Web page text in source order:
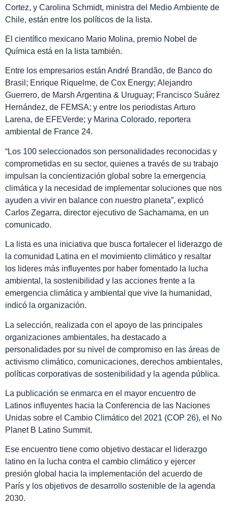
Cortez, y Carolina Schmidt, ministra del Medio Ambiente de
Chile, están entre los políticos de la lista.
El científico mexicano Mario Molina, premio Nobel de
Química está en la lista también.
Entre los empresarios están André Brandão, de Banco do
Brasil; Enrique Riquelme, de Cox Energy; Alejandro
Guerrero, de Marsh Argentina & Uruguay; Francisco Suárez
Hernández, de FEMSA; y entre los periodistas Arturo
Larena, de EFEVerde; y Marina Colorado, reportera
ambiental de France 24.
“Los 100 seleccionados son personalidades reconocidas y
comprometidas en su sector, quienes a través de su trabajo
impulsan la concientización global sobre la emergencia
climática y la necesidad de implementar soluciones que nos
ayuden a vivir en balance con nuestro planeta”, explicó
Carlos Zegarra, director ejecutivo de Sachamama, en un
comunicado.
La lista es una iniciativa que busca fortalecer el liderazgo de
la comunidad Latina en el movimiento climático y resaltar
los lideres más influyentes por haber fomentado la lucha
ambiental, la sostenibilidad y las acciones frente a la
emergencia climática y ambiental que vive la humanidad,
indicó la organización.
La selección, realizada con el apoyo de las principales
organizaciones ambientales, ha destacado a
personalidades por su nivel de compromiso en las áreas de
activismo climático, comunicaciones, derechos ambientales,
políticas corporativas de sostenibilidad y la agenda pública.
La publicación se enmarca en el mayor encuentro de
Latinos influyentes hacia la Conferencia de las Naciones
Unidas sobre el Cambio Climático del 2021 (COP 26), el No
Planet B Latino Summit.
Ese encuentro tiene como objetivo destacar el liderazgo
latino en la lucha contra el cambio climático y ejercer
presión global hacia la implementación del acuerdo de
París y los objetivos de desarrollo sostenible de la agenda
2030.